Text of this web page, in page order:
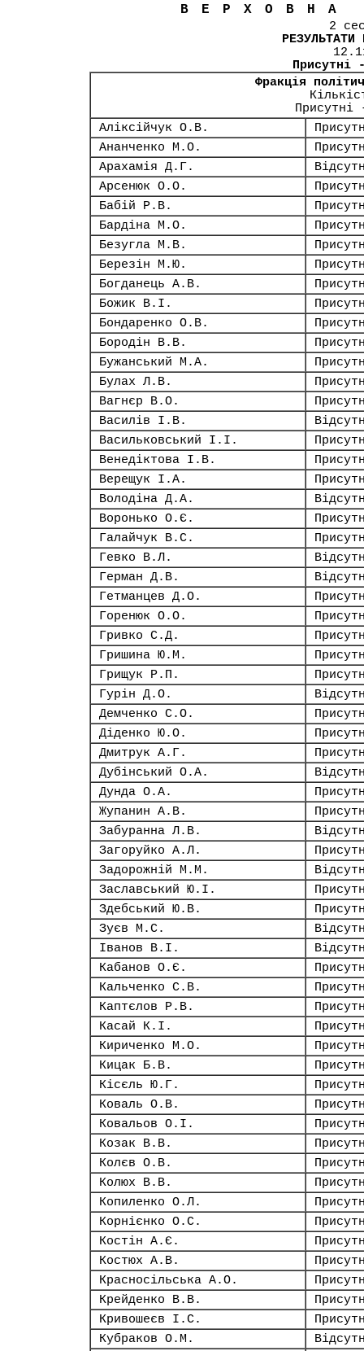
2
РЕЗУЛЬТАТИ
Фракція
Аліксійчук О.В.
Ананченко М.О.
Арахамія Д.Г.
Арсенюк О.О.
Бабій Р.В.
Бардіна М.О.
Безугла М.В.
Березін М.Ю.
Богданець А.В.
Божик В.І.
Бондаренко О.В.
Бородін В.В.
Бужанський М.А.
Булах Л.В.
Вагнєр В.О.
Василів І.В.
Васильковський І.І.
Венедіктова І.В.
Верещук І.А.
Володіна Д.А.
Воронько О.Є.
Галайчук В.С.
Гевко В.Л.
Герман Д.В.
Гетманцев Д.О.
Горенюк О.О.
Гривко С.Д.
Гришина Ю.М.
Грищук Р.П.
Гурін Д.О.
Демченко С.О.
Діденко Ю.О.
Дмитрук А.Г.
Дубінський О.А.
Дунда О.А.
Жупанин А.В.
Забуранна Л.В.
Загоруйко А.Л.
Задорожній М.М.
Заславський Ю.І.
Здебський Ю.В.
Зуєв М.С.
Іванов В.І.
Кабанов О.Є.
Кальченко С.В.
Каптєлов Р.В.
Касай К.І.
Кириченко М.О.
Кицак Б.В.
Кісєль Ю.Г.
Коваль О.В.
Ковальов О.І.
Козак В.В.
Колєв О.В.
Колюх В.В.
Копиленко О.Л.
Корнієнко О.С.
Костін А.Є.
Костюх А.В.
Красносільська А.О.
Крейденко В.В.
Кривошеєв І.С.
Кубраков О.М.